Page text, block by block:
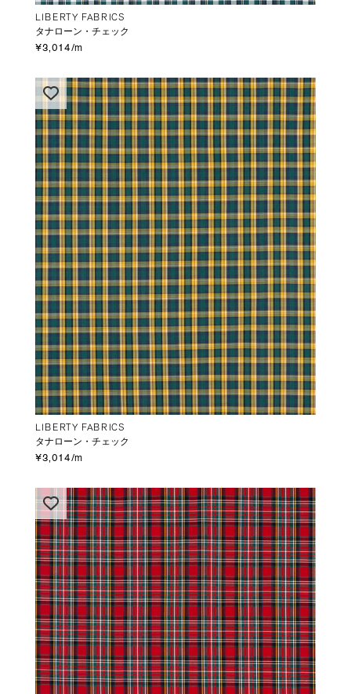
LIBERTY FABRICS
タナローン・チェック
¥3,014/m
LIBERTY FABRICS
タナローン・チェック
¥3,014/m